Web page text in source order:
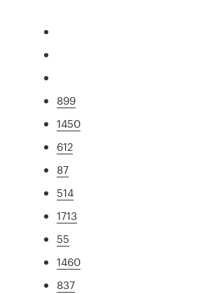
899
1450
612
87
514
1713
55
1460
837